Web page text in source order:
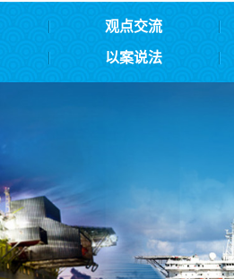
观点交流
以案说法